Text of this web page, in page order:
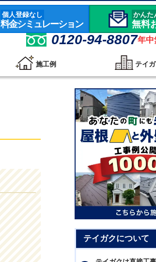
個人登録なし
料金シミュレーション
かんた
無料
0120-94-8807年中
施工例 テイ
テイガクについて